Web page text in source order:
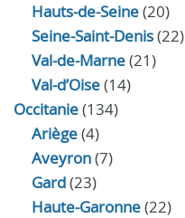
Hauts-de-Seine(20)
Seine-Saint-Denis(22)
Val-de-Marne(21)
Val-d’Oise(14)
Occitanie(134)
Ariège(4)
Aveyron(7)
Gard(23)
Haute-Garonne(22)